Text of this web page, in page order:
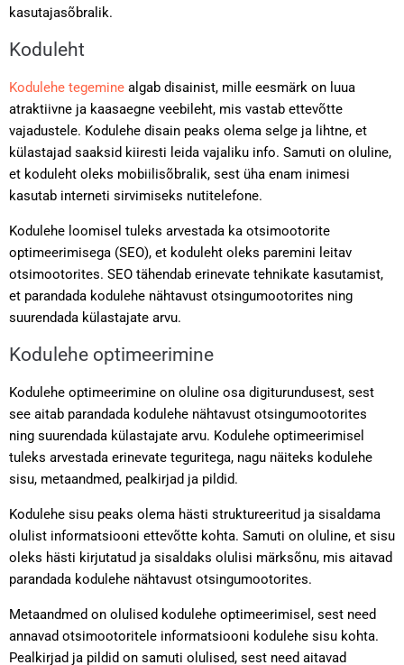
kasutajasõbralik.
Koduleht
Kodulehe tegemine algab disainist, mille eesmärk on luua
atraktiivne ja kaasaegne veebileht, mis vastab ettevõtte
vajadustele. Kodulehe disain peaks olema selge ja lihtne, et
külastajad saaksid kiiresti leida vajaliku info. Samuti on oluline,
et koduleht oleks mobiilisõbralik, sest üha enam inimesi
kasutab interneti sirvimiseks nutitelefone.
Kodulehe loomisel tuleks arvestada ka otsimootorite
optimeerimisega (SEO), et koduleht oleks paremini leitav
otsimootorites. SEO tähendab erinevate tehnikate kasutamist,
et parandada kodulehe nähtavust otsingumootorites ning
suurendada külastajate arvu.
Kodulehe optimeerimine
Kodulehe optimeerimine on oluline osa digiturundusest, sest
see aitab parandada kodulehe nähtavust otsingumootorites
ning suurendada külastajate arvu. Kodulehe optimeerimisel
tuleks arvestada erinevate teguritega, nagu näiteks kodulehe
sisu, metaandmed, pealkirjad ja pildid.
Kodulehe sisu peaks olema hästi struktureeritud ja sisaldama
olulist informatsiooni ettevõtte kohta. Samuti on oluline, et sisu
oleks hästi kirjutatud ja sisaldaks olulisi märksõnu, mis aitavad
parandada kodulehe nähtavust otsingumootorites.
Metaandmed on olulised kodulehe optimeerimisel, sest need
annavad otsimootoritele informatsiooni kodulehe sisu kohta.
Pealkirjad ja pildid on samuti olulised, sest need aitavad